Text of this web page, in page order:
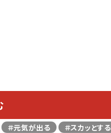
＃元気が出る
＃スカッとする